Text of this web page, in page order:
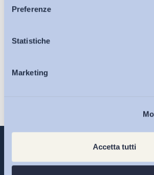
Preferenze
Statistiche
Marketing
Accetta tutti
Articoli
Osservatori
Eventi
Ho letto e Accetto il trattamento dei